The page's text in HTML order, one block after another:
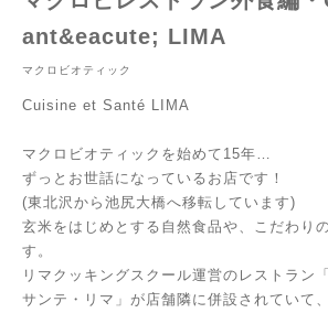
ant&eacute; LIMA
マクロビオティック
Cuisine et Santé LIMA
マクロビオティックを始めて15年…
ずっとお世話になっているお店です！
(東北沢から池尻大橋へ移転しています)
玄米をはじめとする自然食品や、こだわり
す。
リマクッキングスクール運営のレストラン
サンテ・リマ」が店舗隣に併設されていて、